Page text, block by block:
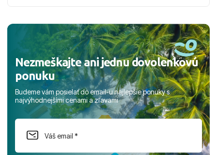
Nezmeškajte ani jednu dovolenkovú
ponuku
Budeme vám posielať do email-u najlepšie ponuky s
najvýhodnejšími cenami a zľavami